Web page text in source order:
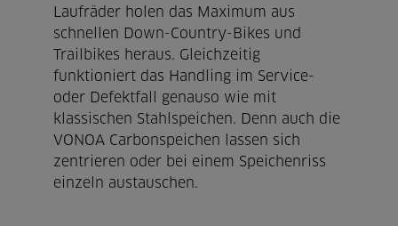
Laufräder holen das Maximum aus
schnellen Down-Country-Bikes und
Trailbikes heraus. Gleichzeitig
funktioniert das Handling im Service-
oder Defektfall genauso wie mit
klassischen Stahlspeichen. Denn auch die
VONOA Carbonspeichen lassen sich
zentrieren oder bei einem Speichenriss
einzeln austauschen.